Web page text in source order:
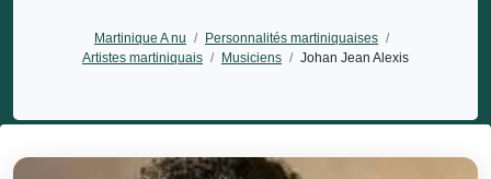
Martinique A nu / Personnalités martiniquaises /
Artistes martiniquais / Musiciens / Johan Jean Alexis